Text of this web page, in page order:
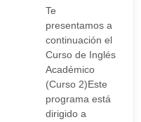
Te
presentamos a
continuación el
Curso de Inglés
Académico
(Curso 2)Este
programa está
dirigido a